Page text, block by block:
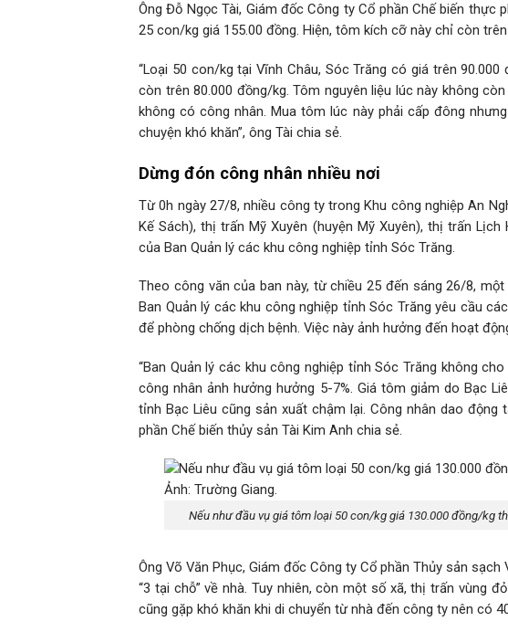
Ông Đỗ Ngọc Tài, Giám đốc Công ty Cổ phần Chế biến
25 con/kg giá 155.00 đồng. Hiện, tôm kích cỡ này chỉ còn
“Loại 50 con/kg tại Vĩnh Châu, Sóc Trăng có giá trên
còn trên 80.000 đồng/kg. Tôm nguyên liệu lúc này không
không có công nhân. Mua tôm lúc này phải cấp đông
chuyện khó khăn”, ông Tài chia sẻ.
Dừng đón công nhân nhiều nơi
Từ 0h ngày 27/8, nhiều công ty trong Khu công nghiệp An
Kế Sách), thị trấn Mỹ Xuyên (huyện Mỹ Xuyên), thị trấn
của Ban Quản lý các khu công nghiệp tỉnh Sóc Trăng.
Theo công văn của ban này, từ chiều 25 đến sáng 26/8,
Ban Quản lý các khu công nghiệp tỉnh Sóc Trăng yêu cầu
để phòng chống dịch bệnh. Việc này ảnh hưởng đến hoạt
“Ban Quản lý các khu công nghiệp tỉnh Sóc Trăng không
công nhân ảnh hưởng hưởng 5-7%. Giá tôm giảm do Bạc
tỉnh Bạc Liêu cũng sản xuất chậm lại. Công nhân dao
phần Chế biến thủy sản Tài Kim Anh chia sẻ.
Nếu như đầu vụ giá tôm loại 50 con/kg giá 130.000 đồng/kg
Ông Võ Văn Phục, Giám đốc Công ty Cổ phần Thủy sản
“3 tại chỗ” về nhà. Tuy nhiên, còn một số xã, thị trấn vùng
cũng gặp khó khăn khi di chuyển từ nhà đến công ty nên có